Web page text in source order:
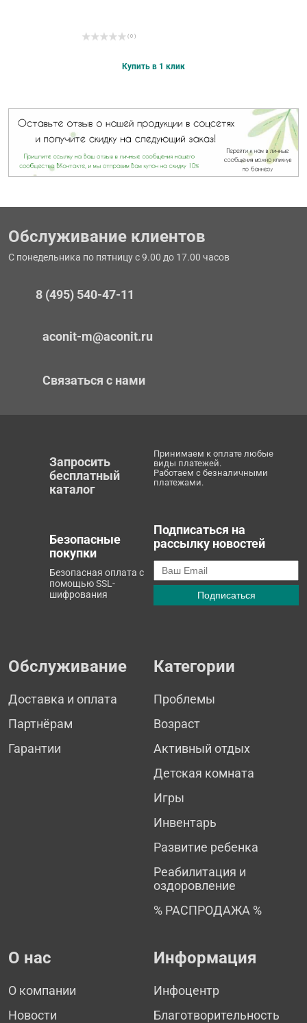
( 0 )
Купить в 1 клик
Обслуживание клиентов
С понедельника по пятницу с 9.00 до 17.00 часов
8 (495) 540-47-11
aconit-m@aconit.ru
Связаться с нами
Запросить
бесплатный
каталог
Принимаем к оплате любые
виды платежей.
Работаем с безналичными
платежами.
Безопасные
покупки
Безопасная оплата с
помощью SSL-
шифрования
Подписаться на
рассылку новостей
Обслуживание
Доставка и оплата
Партнёрам
Гарантии
Категории
Проблемы
Возраст
Активный отдых
Детская комната
Игры
Инвентарь
Развитие ребенка
Реабилитация и
оздоровление
% РАСПРОДАЖА %
О нас
О компании
Новости
Информация
Инфоцентр
Благотворительность